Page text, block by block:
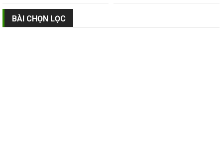
BÀI CHỌN LỌC